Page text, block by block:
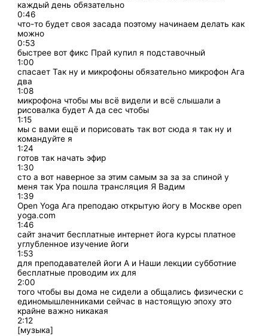
каждый день обязательно
0:46
что-то будет своя засада поэтому начинаем делать как
можно
0:53
быстрее вот фикс Прай купил я подставочный
1:00
спасает Так ну и микрофоны обязательно микрофон Ага
два
1:08
микрофона чтобы мы всё видели и всё слышали а
рисовалка будет А да сес чтобы
1:15
мы с вами ещё и порисовать так вот сюда я так ну и
командуйте я
1:24
готов так начать эфир
1:30
сто а вот наверное за этим самым за за за спиной у
меня так Ура пошла трансляция Я Вадим
1:39
Open Yoga Ага преподаю открытую йогу в Москве open
yoga.com
1:46
сайт значит бесплатные интернет йога курсы платное
углубленное изучение йоги
1:53
для преподавателей йоги А и Наши лекции субботние
бесплатные проводим их для
2:00
того чтобы вы дома не сидели а общались физически с
единомышленниками сейчас в настоящую эпоху это
крайне важно никакая
2:12
[музыка]